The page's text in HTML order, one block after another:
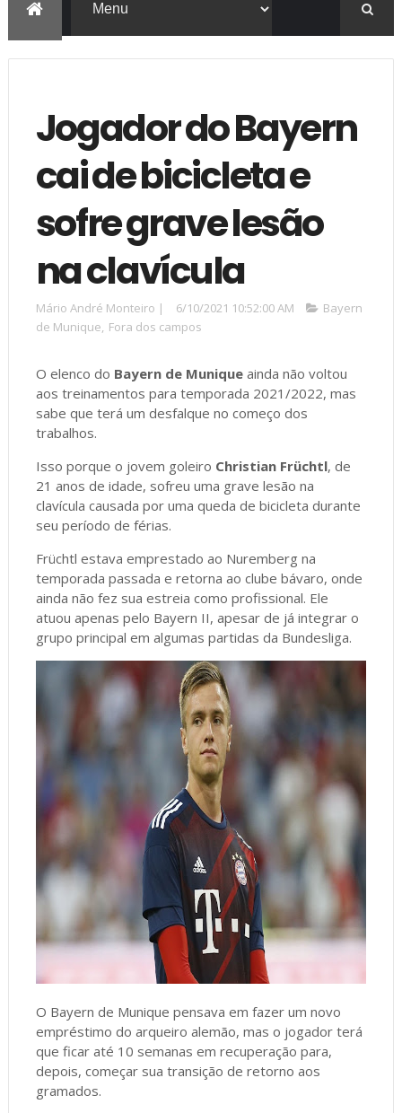
Jogador do Bayern
cai de bicicleta e
sofre grave lesão
na clavícula
Mário André Monteiro | 6/10/2021 10:52:00 AM
Bayern
de Munique, Fora dos campos
O elenco do Bayern de Muniqueainda não voltou
aos treinamentos para temporada 2021/2022, mas
sabe que terá um desfalque no começo dos
trabalhos.
Isso porque o jovem goleiro Christian Früchtl, de
21 anos de idade, sofreu uma grave lesão na
clavícula causada por uma queda de bicicleta durante
seu período de férias.
Früchtl estava emprestado ao Nuremberg na
temporada passada e retorna ao clube bávaro, onde
ainda não fez sua estreia como profissional. Ele
atuou apenas pelo Bayern II, apesar de já integrar o
grupo principal em algumas partidas da Bundesliga.
O Bayern de Munique pensava em fazer um novo
empréstimo do arqueiro alemão, mas o jogador terá
que ficar até 10 semanas em recuperação para,
depois, começar sua transição de retorno aos
gramados.